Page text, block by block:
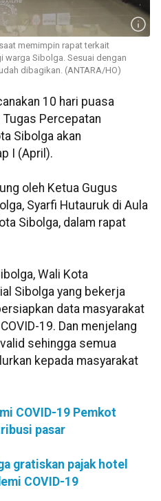
memimpin rapat terkait
warga Sibolga. Sesuai dengan
dibagikan. (ANTARA/HO)
10 hari puasa
Tugas Percepatan
Sibolga akan
I (April).
oleh Ketua Gugus
Syarfi Hutauruk di Aula
Sibolga, dalam rapat
Wali Kota
Sibolga yang bekerja
data masyarakat
19. Dan menjelang
sehingga semua
kepada masyarakat
COVID-19 Pemkot
pasar
gratiskan pajak hotel
COVID-19